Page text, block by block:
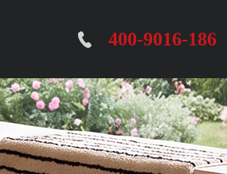
400-9016-186